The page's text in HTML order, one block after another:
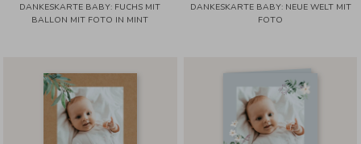
DANKESKARTE BABY: FUCHS MIT
BALLON MIT FOTO IN MINT
DANKESKARTE BABY: NEUE WELT MIT
FOTO